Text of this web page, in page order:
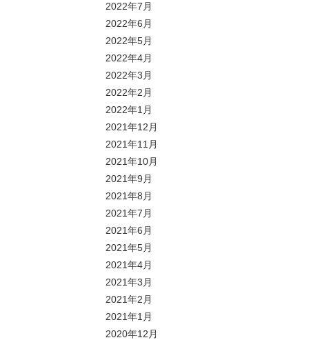
2022年7月
2022年6月
2022年5月
2022年4月
2022年3月
2022年2月
2022年1月
2021年12月
2021年11月
2021年10月
2021年9月
2021年8月
2021年7月
2021年6月
2021年5月
2021年4月
2021年3月
2021年2月
2021年1月
2020年12月